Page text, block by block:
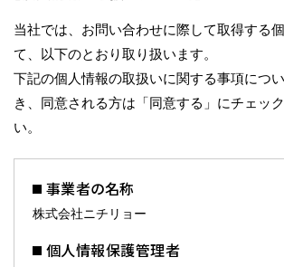
当社では、お問い合わせに際して取得する
て、以下のとおり取り扱います。
下記の個人情報の取扱いに関する事項につ
き、同意される方は「同意する」にチェッ
い。
事業者の名称
株式会社ニチリョー
個人情報保護管理者